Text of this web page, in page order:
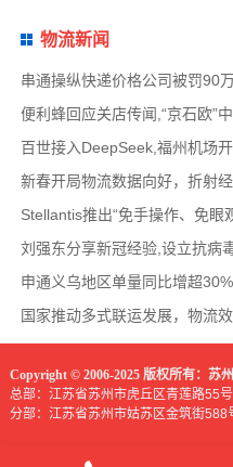
物流新闻
Copyright © 2006-2025 版权所有：苏
总部：江苏省苏州市虎丘区青莲路55
分部：江苏省苏州市姑苏区金筑街